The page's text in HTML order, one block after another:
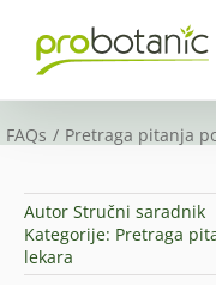
content
FAQs Pretraga pitanja
Autor Stručni saradnik
Kategorije: Pretraga
lekara